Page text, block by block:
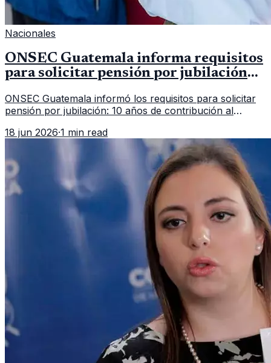
Nacionales
ONSEC Guatemala informa requisitos
para solicitar pensión por jubilación
ONSEC Guatemala informó los requisitos para solicitar
pensión por jubilación: 10 años de contribución al
importar edad.
18 jun 2026·1 min read